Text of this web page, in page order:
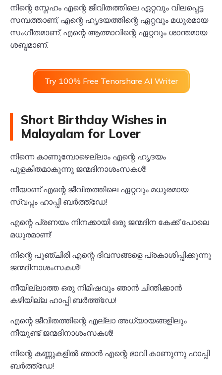
നിന്റെ സ്നേഹം എന്റെ ജീവിതത്തിലെ ഏറ്റവും വിലപ്പെട്ട
സമ്പത്താണ്, എന്റെ ഹൃദയത്തിന്റെ ഏറ്റവും മധുരമായ
സംഗീതമാണ്, എന്റെ ആത്മാവിന്റെ ഏറ്റവും ശാന്തമായ
ശബ്ദമാണ്.
Try 100% Free Tenorshare AI Writer
Short Birthday Wishes in
Malayalam for Lover
നിന്നെ കാണുമ്പോഴെല്ലാം എന്റെ ഹൃദയം
പുളകിതമാകുന്നു ജന്മദിനാശംസകൾ!
നീയാണ് എന്റെ ജീവിതത്തിലെ ഏറ്റവും മധുരമായ
സ്വപ്നം ഹാപ്പി ബർത്ത്ഡേ!
എന്റെ പ്രണയം നിനക്കായി ഒരു ജന്മദിന കേക്ക് പോലെ
മധുരമാണ്!
നിന്റെ പുഞ്ചിരി എന്റെ ദിവസങ്ങളെ പ്രകാശിപ്പിക്കുന്നു
ജന്മദിനാശംസകൾ!
നീയില്ലാത്ത ഒരു നിമിഷവും ഞാൻ ചിന്തിക്കാൻ
കഴിയില്ല ഹാപ്പി ബർത്ത്ഡേ!
എന്റെ ജീവിതത്തിന്റെ എല്ലാ അധ്യായങ്ങളിലും
നീയുണ്ട് ജന്മദിനാശംസകൾ!
നിന്റെ കണ്ണുകളിൽ ഞാൻ എന്റെ ഭാവി കാണുന്നു ഹാപ്പി
ബർത്ത്ഡേ!